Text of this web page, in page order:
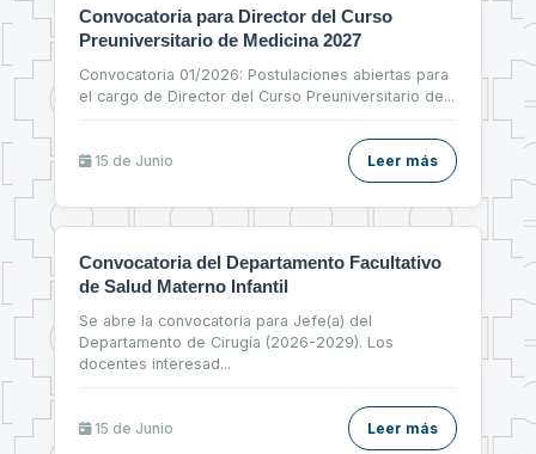
Convocatoria para Director del Curso
Preuniversitario de Medicina 2027
Convocatoria 01/2026: Postulaciones abiertas para
el cargo de Director del Curso Preuniversitario de...
15 de Junio Leer más
Convocatoria del Departamento Facultativo
de Salud Materno Infantil
Se abre la convocatoria para Jefe(a) del
Departamento de Cirugía (2026-2029). Los
docentes interesad...
15 de Junio Leer más